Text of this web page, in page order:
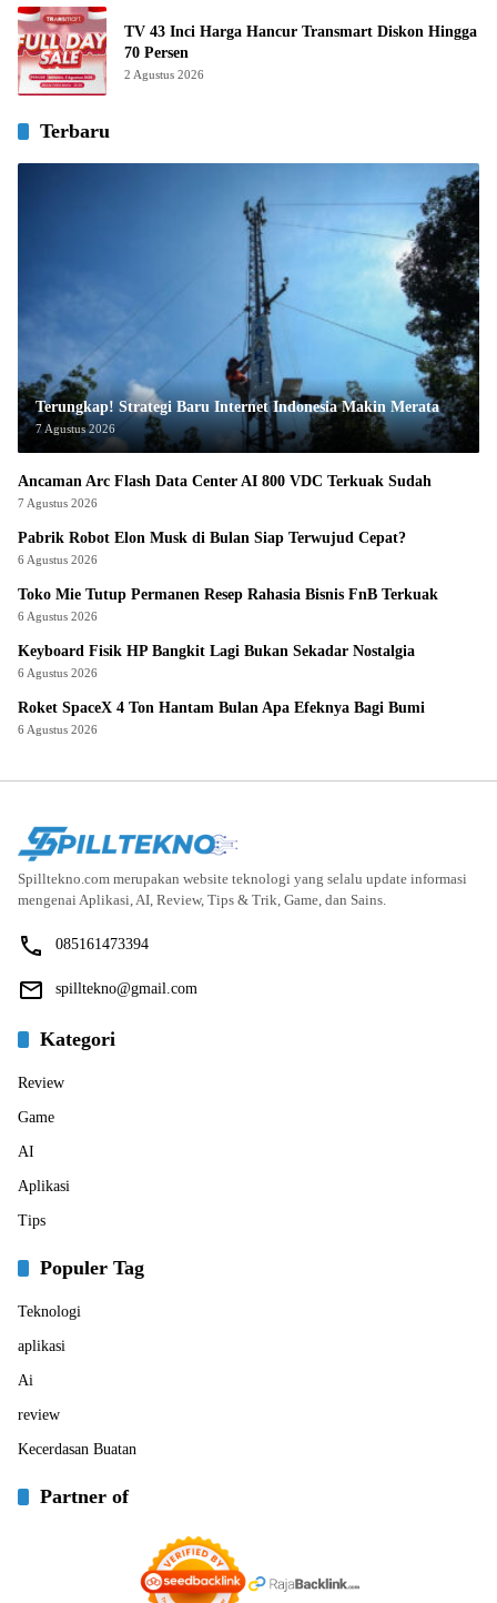
TV 43 Inci Harga Hancur Transmart Diskon Hingga
70 Persen
2 Agustus 2026
Terbaru
Terungkap! Strategi Baru Internet Indonesia Makin Merata
7 Agustus 2026
Ancaman Arc Flash Data Center AI 800 VDC Terkuak Sudah
7 Agustus 2026
Pabrik Robot Elon Musk di Bulan Siap Terwujud Cepat?
6 Agustus 2026
Toko Mie Tutup Permanen Resep Rahasia Bisnis FnB Terkuak
6 Agustus 2026
Keyboard Fisik HP Bangkit Lagi Bukan Sekadar Nostalgia
6 Agustus 2026
Roket SpaceX 4 Ton Hantam Bulan Apa Efeknya Bagi Bumi
6 Agustus 2026
Spilltekno.com merupakan website teknologi yang selalu update informasi
mengenai Aplikasi, AI, Review, Tips & Trik, Game, dan Sains.
085161473394
spilltekno@gmail.com
Kategori
Review
Game
AI
Aplikasi
Tips
Populer Tag
Teknologi
aplikasi
Ai
review
Kecerdasan Buatan
Partner of